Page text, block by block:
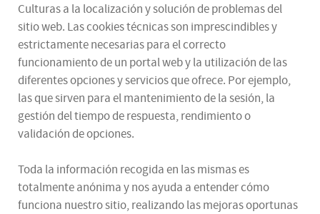
Culturas a la localización y solución de problemas del
sitio web. Las cookies técnicas son imprescindibles y
estrictamente necesarias para el correcto
funcionamiento de un portal web y la utilización de las
diferentes opciones y servicios que ofrece. Por ejemplo,
las que sirven para el mantenimiento de la sesión, la
gestión del tiempo de respuesta, rendimiento o
validación de opciones.
Toda la información recogida en las mismas es
totalmente anónima y nos ayuda a entender cómo
funciona nuestro sitio, realizando las mejoras oportunas